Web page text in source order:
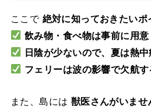
ここで 絶対に知っておきたいポ
飲み物・食べ物は事前に用意
日陰が少ないので、夏は熱中
フェリーは波の影響で欠航す
また、島には 獣医さんがいませ